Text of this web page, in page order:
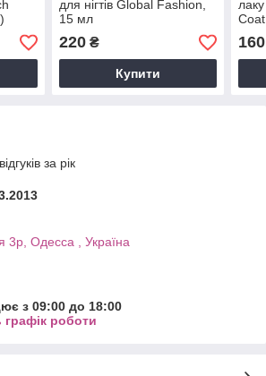
для нігтів Global Fashion,
15 мл
220₴
Купити
160
за рік
3р, Одесса , Україна
з 09:00 до 18:00
графік роботи